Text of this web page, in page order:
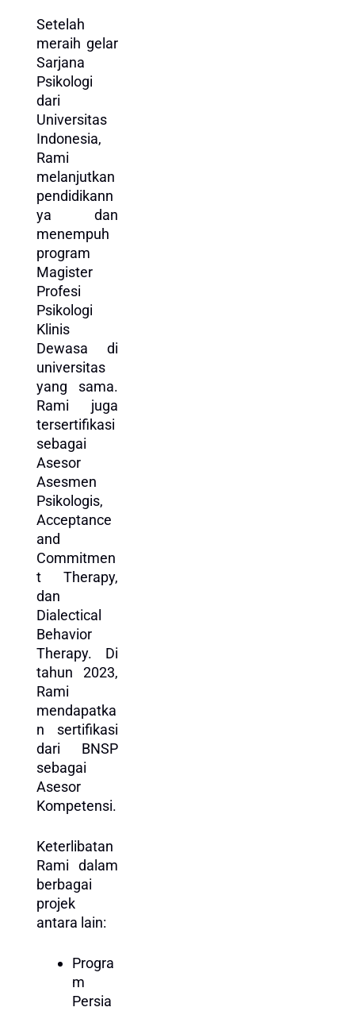
Setelah
meraih gelar
Sarjana
Psikologi
dari
Universitas
Indonesia,
Rami
melanjutkan
pendidikann
ya dan
menempuh
program
Magister
Profesi
Psikologi
Klinis
Dewasa di
universitas
yang sama.
Rami juga
tersertifikasi
sebagai
Asesor
Asesmen
Psikologis,
Acceptance
and
Commitmen
t Therapy,
dan
Dialectical
Behavior
Therapy. Di
tahun 2023,
Rami
mendapatka
n sertifikasi
dari BNSP
sebagai
Asesor
Kompetensi.
Keterlibatan
Rami dalam
berbagai
projek
antara lain:
Progra
m
Persia